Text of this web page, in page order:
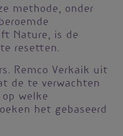
methode, onder
Nature, is de
resetten.
Remco Verkaik uit
de te verwachten
welke
het gebaseerd